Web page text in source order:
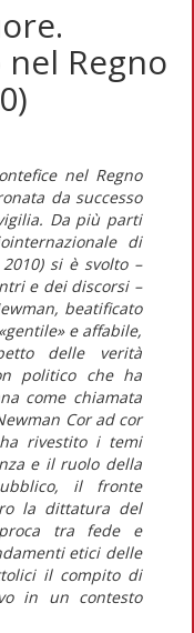
Regno
nel Regno
da successo
Da più parti
di
si è svolto –
e dei discorsi –
beatificato
e affabile,
delle verità
politico che ha
come chiamata
Cor ad cor
rivestito i temi
e il ruolo della
il fronte
la dittatura del
tra fede e
etici delle
il compito di
in un contesto